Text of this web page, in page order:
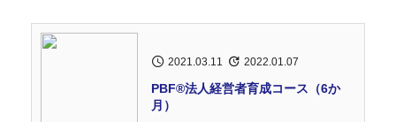
2021.03.11 2022.01.07
PBF®︎法人経営者育成コース（6か
月）